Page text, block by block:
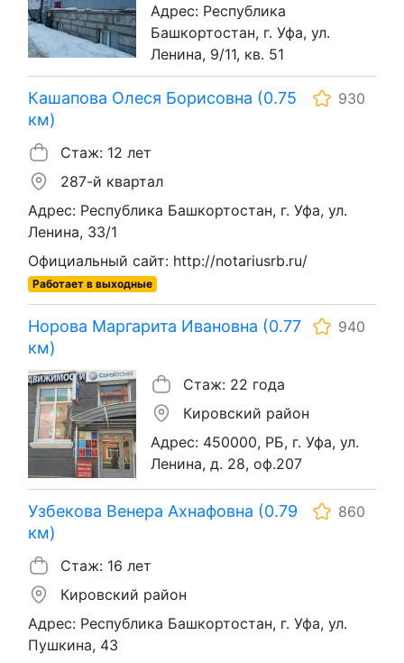
Адрес: Республика
Башкортостан, г. Уфа, ул.
Ленина, 9/11, кв. 51
Кашапова Олеся Борисовна (0.75
км)
930
Стаж: 12 лет
287-й квартал
Адрес: Республика Башкортостан, г. Уфа, ул.
Ленина, 33/1
Официальный сайт: http://notariusrb.ru/
Работает в выходные
Норова Маргарита Ивановна (0.77
км)
940
Стаж: 22 года
Кировский район
Адрес: 450000, РБ, г. Уфа, ул.
Ленина, д. 28, оф.207
Узбекова Венера Ахнафовна (0.79
км)
860
Стаж: 16 лет
Кировский район
Адрес: Республика Башкортостан, г. Уфа, ул.
Пушкина, 43